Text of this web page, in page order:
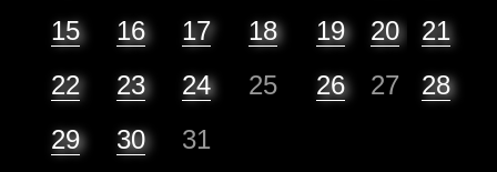
15
16 17 18 19 20
21
22
23 24 25 26 27
28
29
30 31